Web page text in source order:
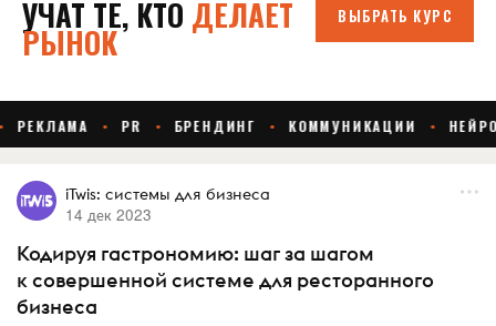
iTwis: системы для бизнеса
14 дек 2023
Кодируя гастрономию: шаг за шагом
к совершенной системе для ресторанного
бизнеса